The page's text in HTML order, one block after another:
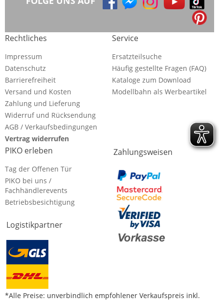
Rechtliches
Impressum
Datenschutz
Barrierefreiheit
Versand und Kosten
Zahlung und Lieferung
Widerruf und Rücksendung
AGB / Verkaufsbedingungen
Vertrag widerrufen
Service
Ersatzteilsuche
Häufig gestellte Fragen (FAQ)
Kataloge zum Download
Modellbahn als Werbeartikel
PIKO erleben
Tag der Offenen Tür
PIKO bei uns /
Fachhändlerevents
Betriebsbesichtigung
Logistikpartner
Zahlungsweisen
*Alle Preise: unverbindlich empfohlener Verkaufspreis inkl.